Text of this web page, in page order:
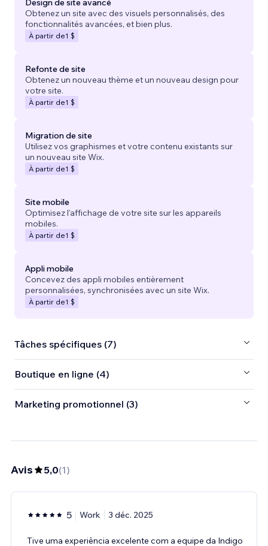
Design de site avancé
Obtenez un site avec des visuels personnalisés, des
fonctionnalités avancées, et bien plus.
À partir de1 $
Refonte de site
Obtenez un nouveau thème et un nouveau design pour
votre site.
À partir de1 $
Migration de site
Utilisez vos graphismes et votre contenu existants sur
un nouveau site Wix.
À partir de1 $
Site mobile
Optimisez l'affichage de votre site sur les appareils
mobiles.
À partir de1 $
Appli mobile
Concevez des appli mobiles entièrement
personnalisées, synchronisées avec un site Wix.
À partir de1 $
Tâches spécifiques (7)
Boutique en ligne (4)
Marketing promotionnel (3)
Avis 5,0(1)
5 Work 3 déc. 2025
Tive uma experiência excelente com a equipe da Indigo